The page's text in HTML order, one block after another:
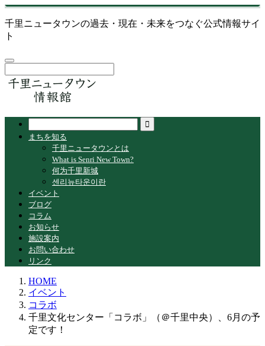
千里ニュータウンの過去・現在・未来をつなぐ公式情報サイ
ト
まちを知る
千里ニュータウンとは
What is Senri New Town?
何为千里新城
센리뉴타운이란
イベント
ブログ
コラム
お知らせ
施設案内
お問い合わせ
リンク
HOME
イベント
コラボ
千里文化センター「コラボ」（＠千里中央）、6月の予
定です！